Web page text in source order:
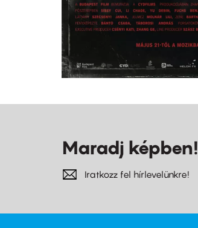
Maradj képben!
Iratkozz fel hírlevelünkre!